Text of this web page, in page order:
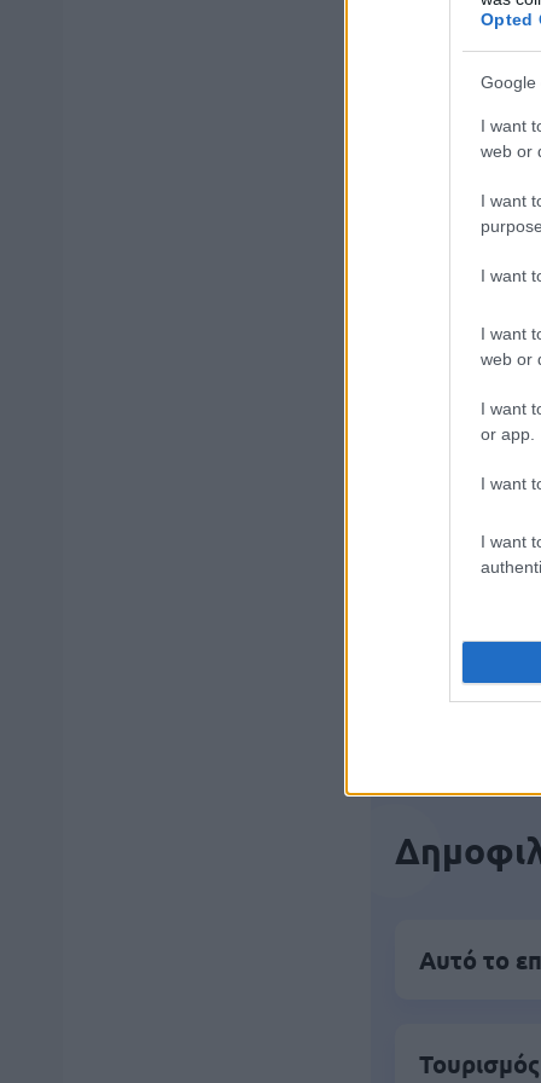
Opted
Google
I want
web or
I want
I want
I want
web or
I want
or app.
I want
I want
Πλατεία
Τρίτη 20
Διαβάστε
ΑΣΕΠ: Εξ
Βάλε
Αυτό το